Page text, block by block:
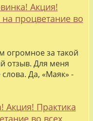
Акция!
процветание во
огромное за такой
отзыв. Для меня
Да, «Маяк» -
Акция! Практика